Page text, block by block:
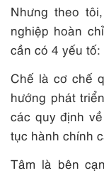
Nhưng theo
nghiệp hoàn
cần có 4 yếu
Chế là cơ chế
hướng phát
các quy định
tục hành chính
Tâm là bên